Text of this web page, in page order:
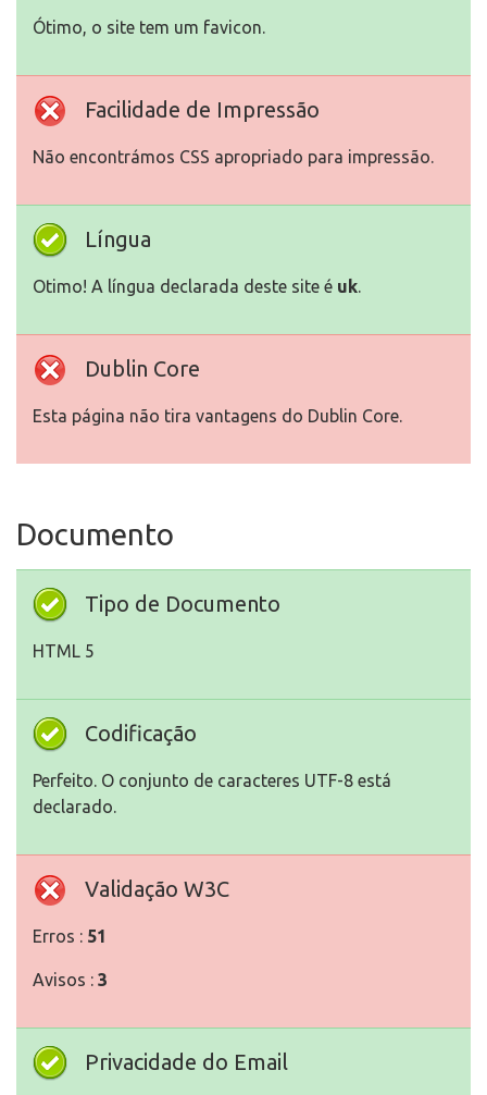
Ótimo, o site tem um favicon.
Facilidade de Impressão
Não encontrámos CSS apropriado para impressão.
Língua
Otimo! A língua declarada deste site é uk.
Dublin Core
Esta página não tira vantagens do Dublin Core.
Documento
Tipo de Documento
HTML 5
Codificação
Perfeito. O conjunto de caracteres UTF-8 está
declarado.
Validação W3C
Erros : 51
Avisos : 3
Privacidade do Email